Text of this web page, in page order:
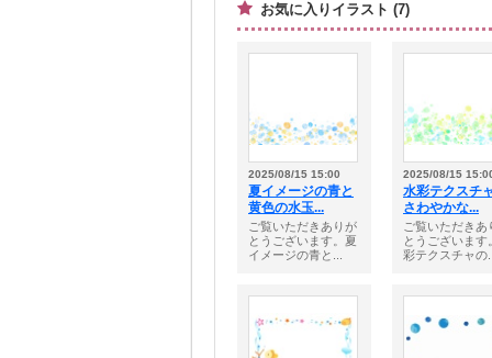
お気に入りイラスト (7)
2025/08/15 15:00
夏イメージの青と
黄色の水玉...
ご覧いただきありが
とうございます。夏
イメージの青と...
2025/08/15
水彩テクスチ
さわやかな...
ご覧いただきあ
とうございます
彩テクスチャの